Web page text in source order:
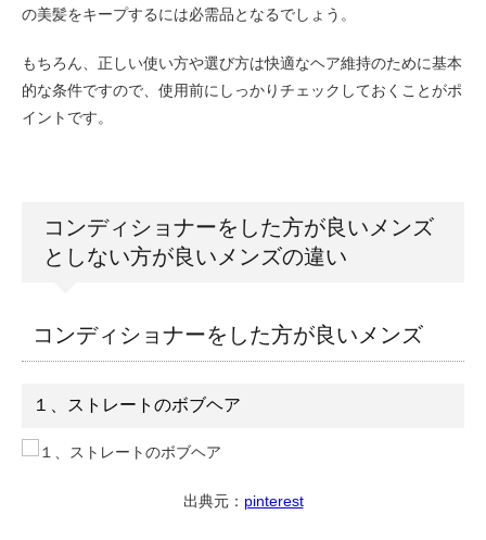
の美髪をキープするには必需品となるでしょう。
もちろん、正しい使い方や選び方は快適なヘア維持のために基本
的な条件ですので、使用前にしっかりチェックしておくことがポ
イントです。
コンディショナーをした方が良いメンズ
としない方が良いメンズの違い
コンディショナーをした方が良いメンズ
１、ストレートのボブヘア
出典元： pinterest